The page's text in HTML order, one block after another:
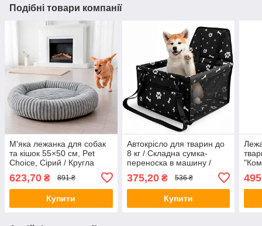
Подібні товари компанії
М'яка лежанка для собак
та кішок 55×50 см, Pet
Choice, Сірий / Кругла
лежанка для котів собак /
Лежак для тварин
623,70 ₴ 891 ₴
Купити
Автокрісло для тварин до
8 кг / Складна сумка-
переноска в машину /
Автосидіння для
перевезення тварин
375,20₴ 536 ₴
Купити